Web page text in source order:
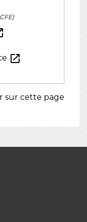
open_in_new
sur cette page